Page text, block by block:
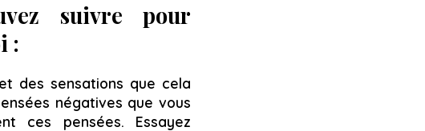
suivre pour
:
des sensations que cela
négatives que vous
ces pensées. Essayez